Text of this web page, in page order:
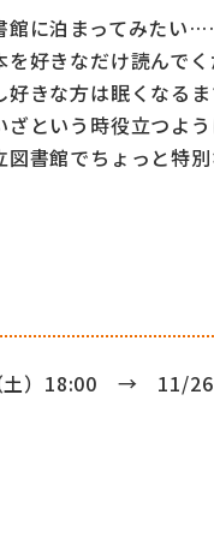
館に泊まってみたい
を好きなだけ読んでく
好きな方は眠くなるま
ざという時役立つよ
図書館でちょっと特別
）18:00 → 11/